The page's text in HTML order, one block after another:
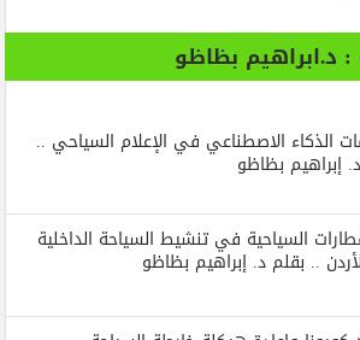
: د.ابراهيم بظاظو
الذكاء الاصطناعي في الإعلام السياحي ..
إبراهيم بظاظو
السياحية في تنشيط السياحة الداخلية
.. بقلم د. إبراهيم بظاظو